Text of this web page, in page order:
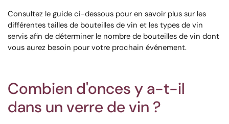
Consultez le guide ci-dessous pour en savoir plus sur les
différentes tailles de bouteilles de vin et les types de vin
servis afin de déterminer le nombre de bouteilles de vin dont
vous aurez besoin pour votre prochain événement.
Combien d'onces y a-t-il
dans un verre de vin ?